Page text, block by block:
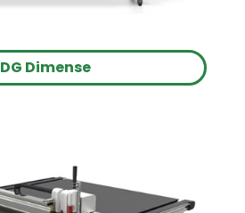
DG Dimense